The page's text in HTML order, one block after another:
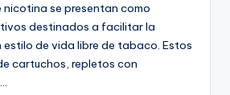
nicotina se presentan como
destinados a facilitar la
estilo de vida libre de tabaco. Estos
cartuchos, repletos con